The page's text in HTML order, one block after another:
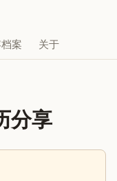
案 关于
分享